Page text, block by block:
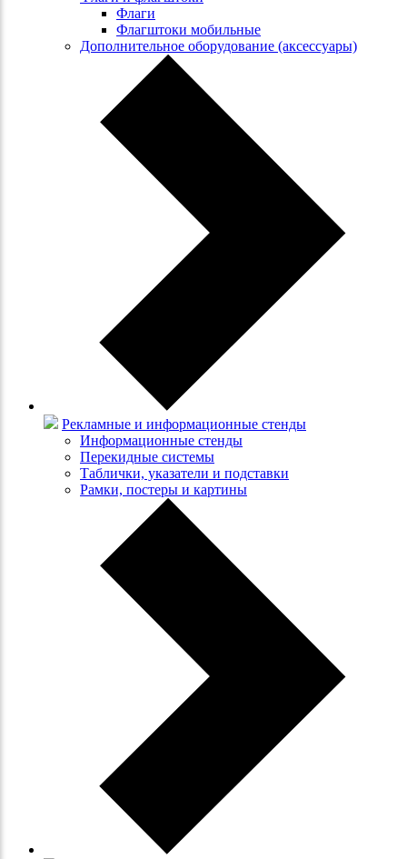
Флаги
Флагштоки мобильные
Дополнительное оборудование (аксессуары)
Рекламные и информационные стенды
Информационные стенды
Перекидные системы
Таблички, указатели и подставки
Рамки, постеры и картины